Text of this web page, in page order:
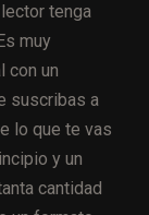
tenga
muy
con un
suscribas a
lo que te vas
y un
cantidad